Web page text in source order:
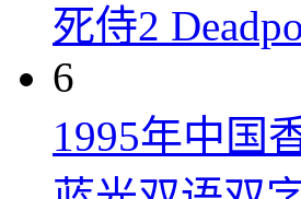
死侍2
6
1995年中国